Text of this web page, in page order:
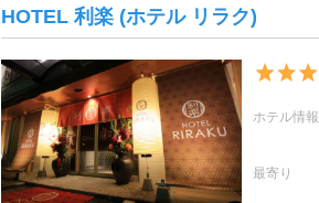
HOTEL 利楽 (ホテル リラク)
ホテル情報
最寄り